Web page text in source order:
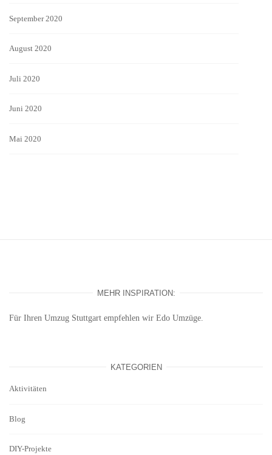
September 2020
August 2020
Juli 2020
Juni 2020
Mai 2020
MEHR INSPIRATION:
Für Ihren Umzug Stuttgart empfehlen wir Edo Umzüge.
KATEGORIEN
Aktivitäten
Blog
DIY-Projekte